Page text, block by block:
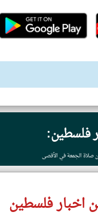
فلسطين:
صلاة الجمعة في الأقصى
اخبار فلسطين